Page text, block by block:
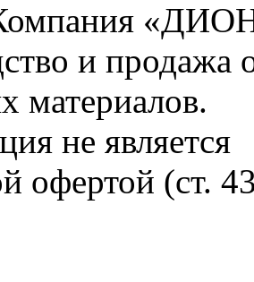
и продажа
материалов.
не является
офертой (ст.